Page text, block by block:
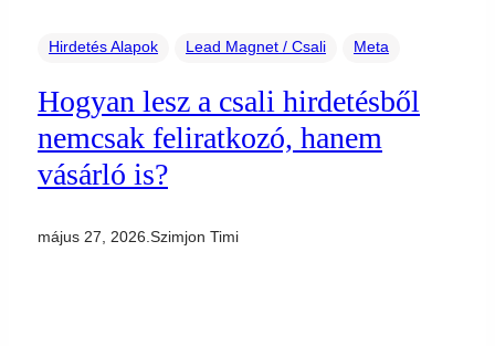
Hirdetés Alapok Lead Magnet / Csali Meta
Hogyan lesz a csali hirdetésből
nemcsak feliratkozó, hanem
vásárló is?
május 27, 2026 Szimjon Timi